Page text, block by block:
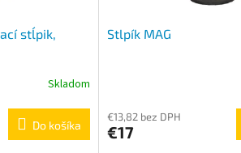
stĺpik,
Skladom
Do košíka
Stlpík MAG
produktu
je
€13,82 bez DPH
€17